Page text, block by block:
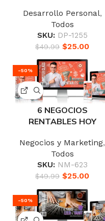
Desarrollo Personal,
Todos
SKU: DP-1255
$49.99 $25.00
-50%
6 NEGOCIOS
RENTABLES HOY
Negocios y Marketing,
Todos
SKU: NM-623
$49.99 $25.00
-50%